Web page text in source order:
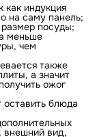
как индукция
на саму панель;
посуды;
меньше
чем
также
а значит
ожог
оставить блюда
внешний вид,